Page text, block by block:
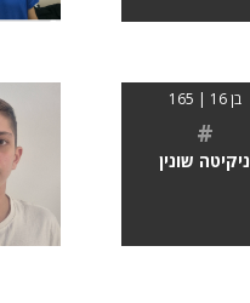
בן 16 | 165
#
ניקיטה שונין